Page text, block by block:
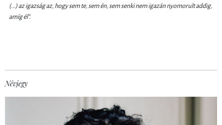
(...) az igazság az, hogy sem te, sem én, sem senki nem igazán nyomorult addig,
amíg él”.
Névjegy